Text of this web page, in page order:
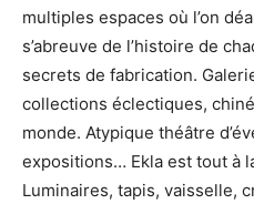
multiples espaces où l’on
s’abreuve de l’histoire de
secrets de fabrication.
collections éclectiques,
monde. Atypique théâtre
expositions… Ekla est tout à
Luminaires, tapis, vaisselle,